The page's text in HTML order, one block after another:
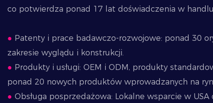
co potwierdza ponad 17 lat doświadczenia w
● Patenty i prace badawczo-rozwojowe: ponad 30
zakresie wyglądu i konstrukcji.
● Produkty i usługi: OEM i ODM, produkty
ponad 20 nowych produktów wprowadzanych na
● Obsługa posprzedażowa: Lokalne wsparcie w